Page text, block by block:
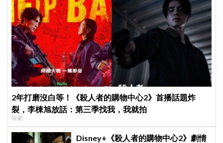
2年打磨沒白等！《殺人者的購物中心2》首播話題炸
裂，李棟旭放話：第三季找我，我就拍
韓劇
Disney+《殺人者的購物中心2》劇情